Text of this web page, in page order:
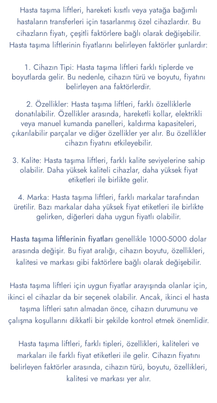
Hasta taşıma liftleri, hareketi kısıtlı veya yatağa bağımlı
hastaların transferleri için tasarlanmış özel cihazlardır. Bu
cihazların fiyatı, çeşitli faktörlere bağlı olarak değişebilir.
Hasta taşıma liftlerinin fiyatlarını belirleyen faktörler şunlardır:
Cihazın Tipi: Hasta taşıma liftleri farklı tiplerde ve
boyutlarda gelir. Bu nedenle, cihazın türü ve boyutu, fiyatını
belirleyen ana faktörlerdir.
Özellikler: Hasta taşıma liftleri, farklı özelliklerle
donatılabilir. Özellikler arasında, hareketli kollar, elektrikli
veya manuel kumanda panelleri, kaldırma kapasiteleri,
çıkarılabilir parçalar ve diğer özellikler yer alır. Bu özellikler
cihazın fiyatını etkileyebilir.
Kalite: Hasta taşıma liftleri, farklı kalite seviyelerine sahip
olabilir. Daha yüksek kaliteli cihazlar, daha yüksek fiyat
etiketleri ile birlikte gelir.
Marka: Hasta taşıma liftleri, farklı markalar tarafından
üretilir. Bazı markalar daha yüksek fiyat etiketleri ile birlikte
gelirken, diğerleri daha uygun fiyatlı olabilir.
Hasta taşıma liftlerinin fiyatları genellikle 1000-5000 dolar
arasında değişir. Bu fiyat aralığı, cihazın boyutu, özellikleri,
kalitesi ve markası gibi faktörlere bağlı olarak değişebilir.
Hasta taşıma liftleri için uygun fiyatlar arayışında olanlar için,
ikinci el cihazlar da bir seçenek olabilir. Ancak, ikinci el hasta
taşıma liftleri satın almadan önce, cihazın durumunu ve
çalışma koşullarını dikkatli bir şekilde kontrol etmek önemlidir.
Hasta taşıma liftleri, farklı tipleri, özellikleri, kaliteleri ve
markaları ile farklı fiyat etiketleri ile gelir. Cihazın fiyatını
belirleyen faktörler arasında, cihazın türü, boyutu, özellikleri,
kalitesi ve markası yer alır.